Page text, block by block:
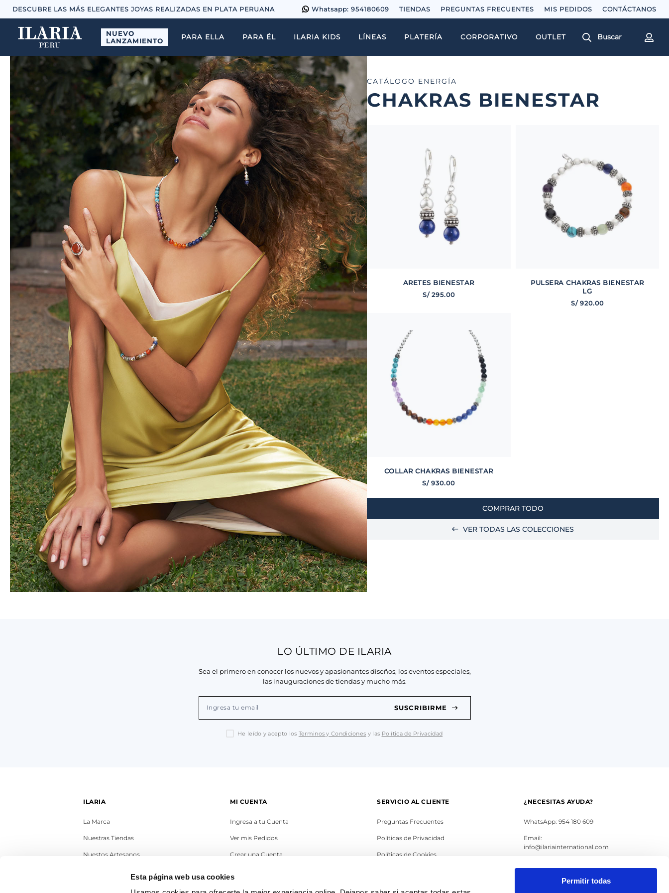
Esta página web usa cookies
Permitir todas
DESCUBRE LAS MÁS ELEGANTES JOYAS REALIZADAS EN PLATA PERUANA Whatsapp: 954180609 TIENDAS PREGUNTAS FRECUENTES MIS PEDIDOS
NUEVO
LANZAMIENTO
PARA ELLA PARA ÉL ILARIA KIDS LÍNEAS PLATERÍA CORPORATIVO OUTLET Buscar
CATÁLOGO ENERGÍA
CHAKRAS BIENESTAR
ARETES BIENESTAR
S/ 295.00
PULSERA CHAKRAS BIENESTAR
LG
S/ 920.00
COLLAR CHAKRAS BIENESTAR
S/ 930.00
COMPRAR TODO
VER TODAS LAS COLECCIONES
LO ÚLTIMO DE ILARIA
Sea el primero en conocer los nuevos y apasionantes diseños, los eventos especiales,
las inauguraciones de tiendas y mucho más.
SUSCRIBIRME
He leído y acepto los Terminos y Condiciones y las Política de Privacidad
ILARIA
La Marca
Nuestras Tiendas
Nuestos Artesanos
MI CUENTA
Ingresa a tu Cuenta
Ver mis Pedidos
Crear una Cuenta
SERVICIO AL CLIENTE
Preguntas Frecuentes
Políticas de Privacidad
Políticas de Cookies
¿NECESITAS AYUDA?
WhatsApp: 954 180 609
Email:
info@ilariainternational.com